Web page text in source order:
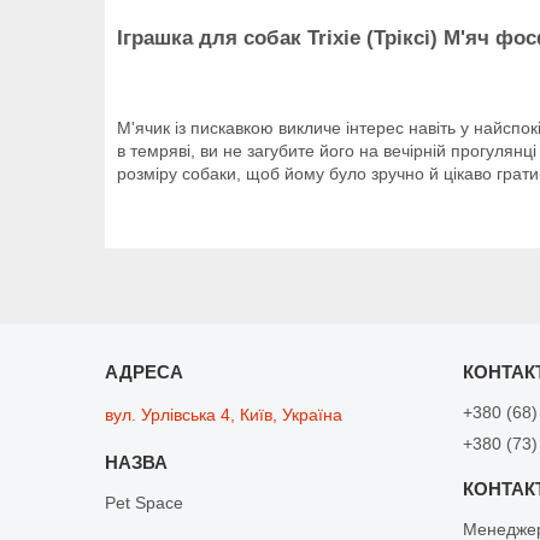
Іграшка для собак Trixie (Тріксі) М'яч
М'ячик із пискавкою викличе інтерес навіть у
в темряві, ви не загубите його на вечірній
розміру собаки, щоб йому було зручно й цікаво
вул. Урлівська 4, Київ, Україна
Pet Space
+380
+380